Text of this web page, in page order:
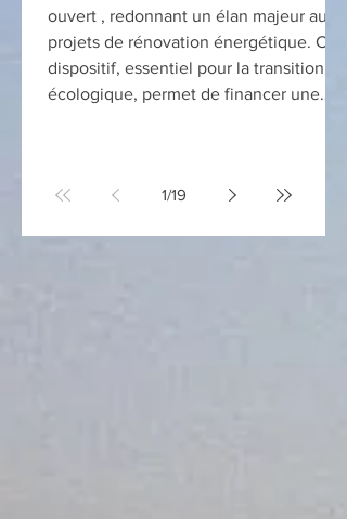
ouvert , redonnant un élan majeur aux
projets de rénovation énergétique. Ce
dispositif, essentiel pour la transition
écologique, permet de financer une
de solutions utilisant les énergies
1/19